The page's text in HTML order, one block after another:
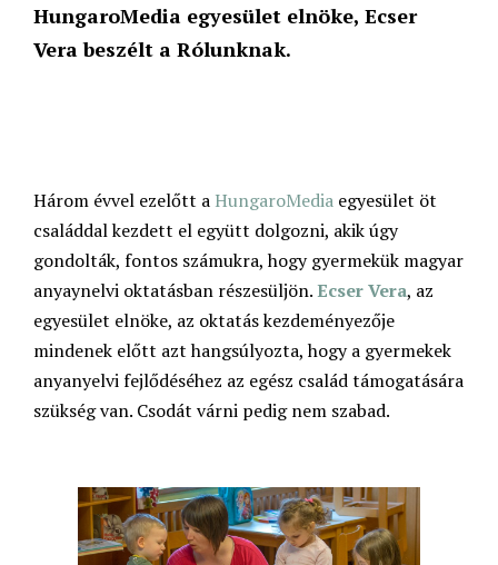
HungaroMedia egyesület elnöke, Ecser
Vera beszélt a Rólunknak.
Három évvel ezelőtt a HungaroMedia egyesület öt
családdal kezdett el együtt dolgozni, akik úgy
gondolták, fontos számukra, hogy gyermekük magyar
anyaynelvi oktatásban részesüljön.Ecser Vera, az
egyesület elnöke, az oktatás kezdeményezője
mindenek előtt azt hangsúlyozta, hogy a gyermekek
anyanyelvi fejlődéséhez az egész család támogatására
szükség van. Csodát várni pedig nem szabad.